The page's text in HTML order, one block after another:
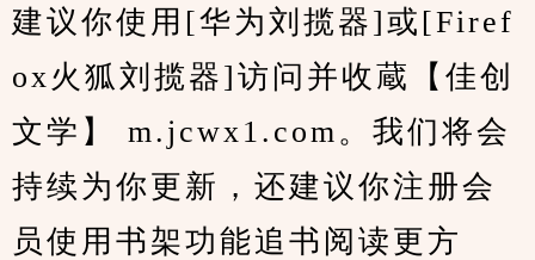
建议你使用[华为刘揽器]或[Firef
ox火狐刘揽器]访问并收蔵【佳创
文学】 m.jcwx1.com。我们将会
持续为你更新，还建议你注册会
员使用书架功能追书阅读更方